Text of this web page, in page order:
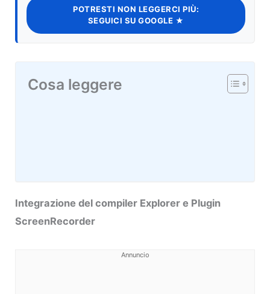
POTRESTI NON LEGGERCI PIÙ:
SEGUICI SU GOOGLE ★
Cosa leggere
Integrazione del compiler Explorer e Plugin
ScreenRecorder
Annuncio